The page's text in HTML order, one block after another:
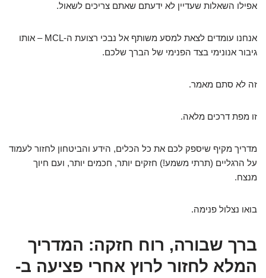
אפילו השאלות שעדיין לא ידעתם שאתם צריכים לשאול.
אנחנו עומדים לצאת למסע משותף אל נבכי רצועת ה-MCL – אותו
גיבור אנונימי בצד הפנימי של הברך שלכם.
זה לא סתם מאמר.
זו מפת דרכים מלאה.
מדריך מקיף שיספק לכם את כל הכלים, הידע והביטחון לחזור לעמוד
על הרגליים (תרתי משמע!) חזקים יותר, חכמים יותר, ועם חיוך
מנצח.
בואו נצלול פנימה.
ברך שבורה, רוח חזקה: המדריך
המלא לחזור לרוץ אחרי פציעה ב-